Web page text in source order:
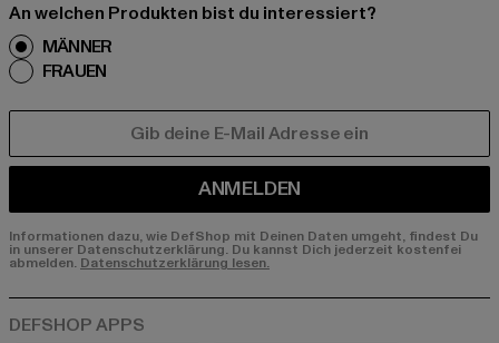
An welchen Produkten bist du interessiert?
MÄNNER
FRAUEN
ANMELDEN
Informationen dazu, wie DefShop mit Deinen Daten umgeht, findest Du
in unserer Datenschutzerklärung. Du kannst Dich jederzeit kostenfei
abmelden. Datenschutzerklärung lesen.